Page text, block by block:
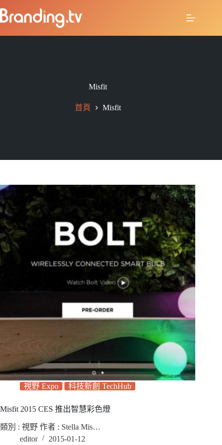
Misfit
首頁 Misfit
視野 Expo 科技新創 TechHub
Misfit 2015 CES 推出智慧彩色燈
類別 : 視野 作者 : Stella Mis…
editor
2015-01-12